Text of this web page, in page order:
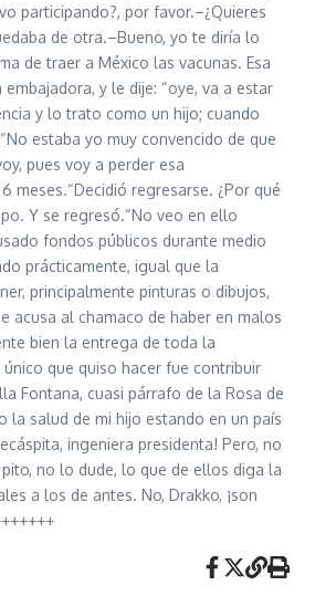
participando?, por favor.–¿Quieres
de otra.–Bueno, yo te diría lo
de traer a México las vacunas. Esa
y le dije: “oye, va a estar
y lo trato como un hijo; cuando
estaba yo muy convencido de que
pues voy a perder esa
meses.“Decidió regresarse. ¿Por qué
Y se regresó.“No veo en ello
fondos públicos durante medio
prácticamente, igual que la
principalmente pinturas o dibujos,
acusa al chamaco de haber en malos
bien la entrega de toda la
que quiso hacer fue contribuir
Fontana, cuasi párrafo de la Rosa de
la salud de mi hijo estando en un país
ingeniera presidenta! Pero, no
no lo dude, lo que de ellos diga la
a los de antes. No, Drakko, ¡son